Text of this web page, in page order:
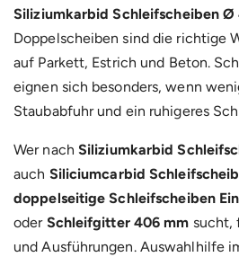
Siliziumkarbid Schleifscheiben Ø
Doppelscheiben sind die richtige
auf Parkett, Estrich und Beton.
eignen sich besonders, wenn
Staubabfuhr und ein ruhigeres
Wer nach Siliziumkarbid
auch Siliciumcarbid
doppelseitige Schleifscheiben
oder Schleifgitter 406 mm sucht,
und Ausführungen. Auswahlhilfe